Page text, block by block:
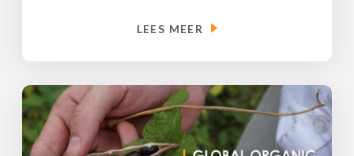
LEES MEER